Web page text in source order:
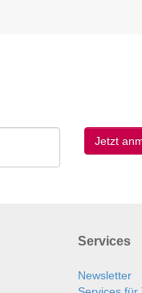
Services
Newsletter